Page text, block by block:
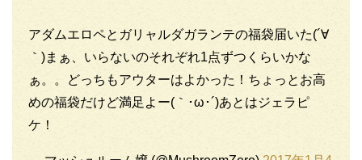
アダムエロペとガリャルダガランテの福袋届いた(´∀
｀)まぁ、いらないのそれぞれ1点ずつくらいかな
ぁ。。どっちもアウターはよかった！ちょっとお高
めの福袋だけど満足よー(｀･ω･´)あとはジェラピ
ケ！